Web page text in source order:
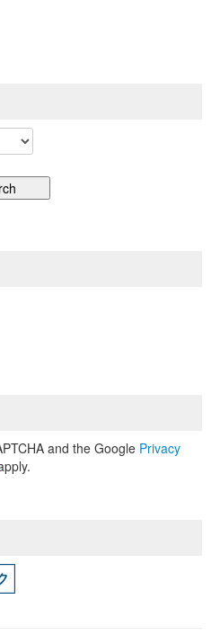
and the Google Privacy